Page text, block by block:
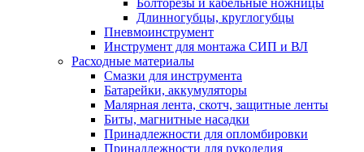
Болторезы и кабельные ножницы
Длинногубцы, круглогубцы
Пневмоинструмент
Инструмент для монтажа СИП и ВЛ
Расходные материалы
Смазки для инструмента
Батарейки, аккумуляторы
Малярная лента, скотч, защитные ленты
Биты, магнитные насадки
Принадлежности для опломбировки
Принадлежности для рукоделия